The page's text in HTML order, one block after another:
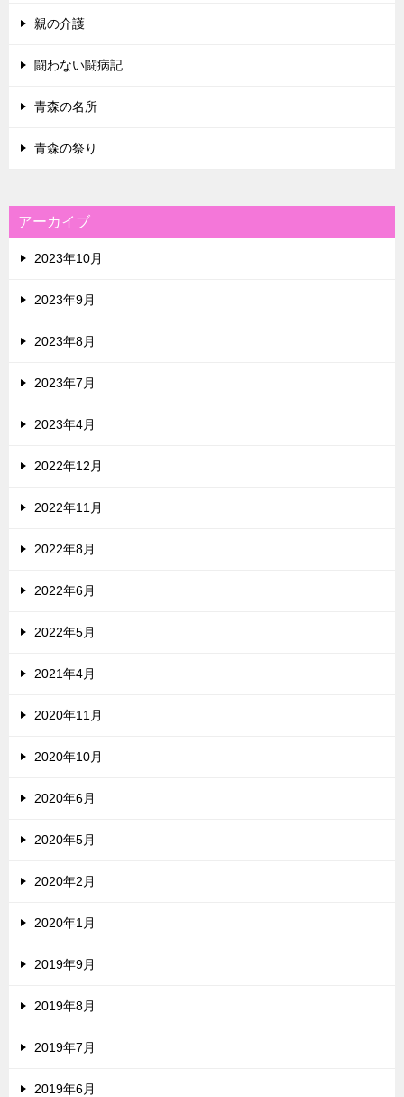
親の介護
闘わない闘病記
青森の名所
青森の祭り
アーカイブ
2023年10月
2023年9月
2023年8月
2023年7月
2023年4月
2022年12月
2022年11月
2022年8月
2022年6月
2022年5月
2021年4月
2020年11月
2020年10月
2020年6月
2020年5月
2020年2月
2020年1月
2019年9月
2019年8月
2019年7月
2019年6月